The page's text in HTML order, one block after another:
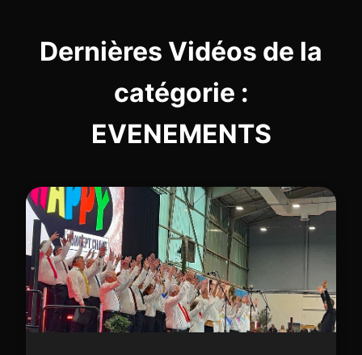
Dernières Vidéos de la
catégorie :
EVENEMENTS